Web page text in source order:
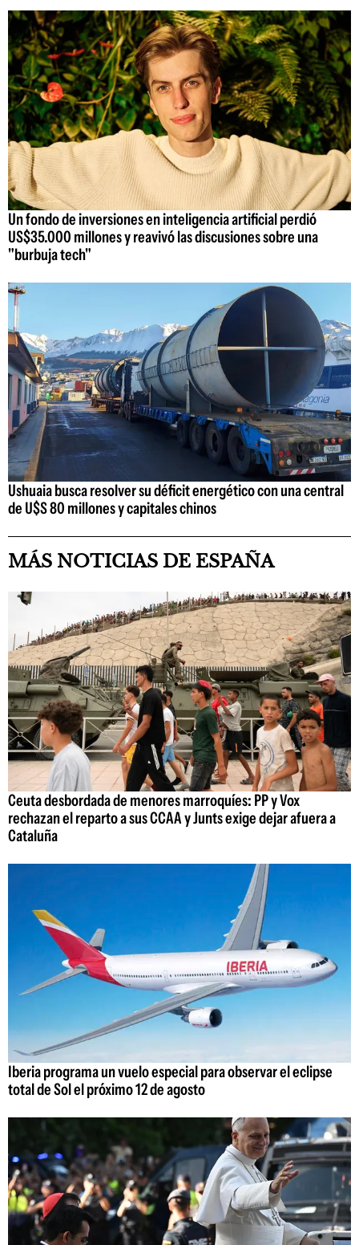
Un fondo de inversiones en inteligencia artificial perdió
US$35.000 millones y reavivó las discusiones sobre una
"burbuja tech"
Ushuaia busca resolver su déficit energético con una central
de U$S 80 millones y capitales chinos
MÁS NOTICIAS DE ESPAÑA
Ceuta desbordada de menores marroquíes: PP y Vox
rechazan el reparto a sus CCAA y Junts exige dejar afuera a
Cataluña
Iberia programa un vuelo especial para observar el eclipse
total de Sol el próximo 12 de agosto